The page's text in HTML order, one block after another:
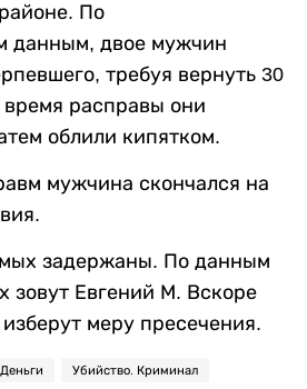
По
данным, двое мужчин
требуя вернуть 30
расправы они
облили кипятком.
мужчина скончался на
задержаны. По данным
зовут Евгений М. Вскоре
меру пресечения.
Деньги Убийство. Криминал